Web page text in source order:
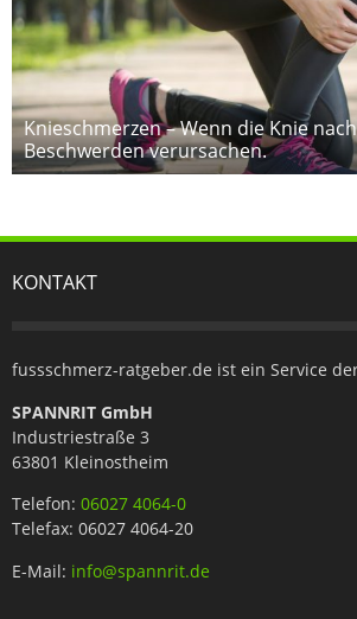
Knieschmerzen – Wenn die Knie
Beschwerden verursachen.
KONTAKT
fussschmerz-ratgeber.de ist ein Service
SPANNRIT GmbH
Industriestraße 3
63801 Kleinostheim
Telefon: 06027 4064-0
Telefax: 06027 4064-20
E-Mail: info@spannrit.de